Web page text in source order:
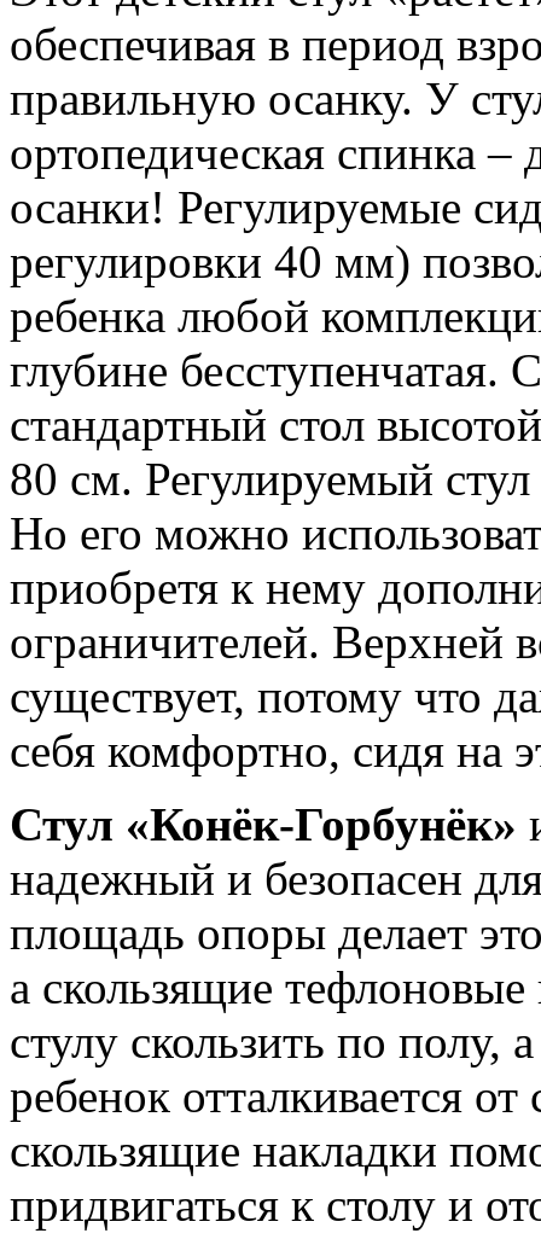
обеспечивая в период
правильную осанку. У
ортопедическая спинка
осанки! Регулируемые
регулировки 40 мм)
ребенка любой
глубине
стандартный стол
80 см. Регулируемый стул
Но его можно
приобретя к нему
ограничителей. Верхней
существует, потому что
себя комфортно, сидя на
Стул «Конёк-Горбунёк»
надежный и безопасен
площадь опоры делает
а скользящие
стулу скользить по полу,
ребенок отталкивается
скользящие накладки
придвигаться к столу и